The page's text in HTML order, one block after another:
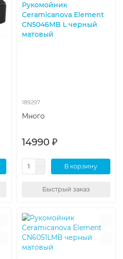
Рукомойник
Ceramicanova Element
CN5046MB L черный
матовый
189297
Много
14990 ₽
В корзину
Быстрый заказ